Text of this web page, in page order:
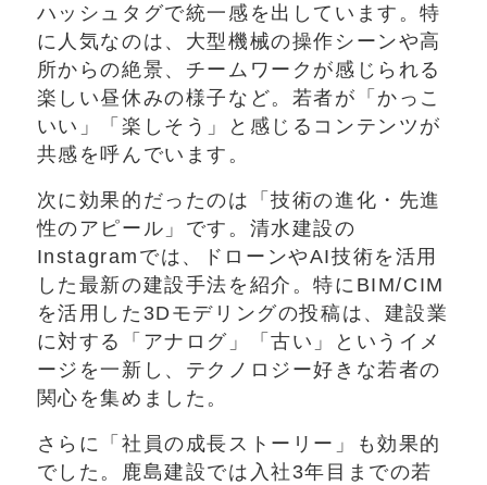
ハッシュタグで統一感を出しています。特
に人気なのは、大型機械の操作シーンや高
所からの絶景、チームワークが感じられる
楽しい昼休みの様子など。若者が「かっこ
いい」「楽しそう」と感じるコンテンツが
共感を呼んでいます。
次に効果的だったのは「技術の進化・先進
性のアピール」です。清水建設の
Instagramでは、ドローンやAI技術を活用
した最新の建設手法を紹介。特にBIM/CIM
を活用した3Dモデリングの投稿は、建設業
に対する「アナログ」「古い」というイメ
ージを一新し、テクノロジー好きな若者の
関心を集めました。
さらに「社員の成長ストーリー」も効果的
でした。鹿島建設では入社3年目までの若